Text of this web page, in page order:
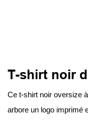
T-shirt noir
Ce t-shirt noir oversize
arbore un logo imprimé